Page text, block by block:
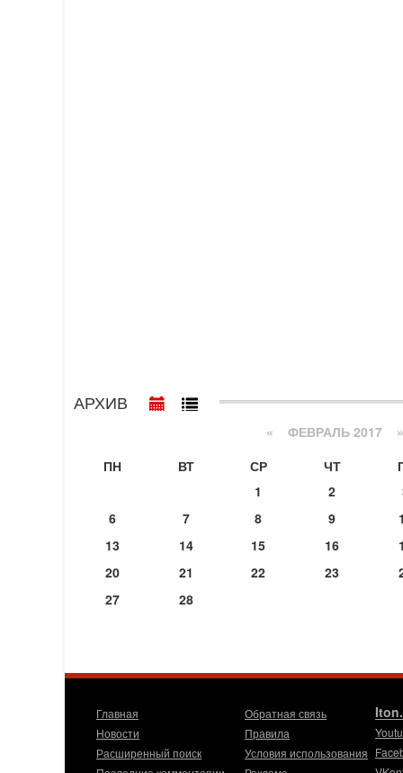
АРХИВ
« ФЕВРАЛЬ 2017 »
ПН
ВТ СР ЧТ
1
2
6
7 8 9
13
14 15 16
20
21 22 23
27
28
Главная
Новости
Расширенный поиск
Обратная связь
Правила
Условия использования